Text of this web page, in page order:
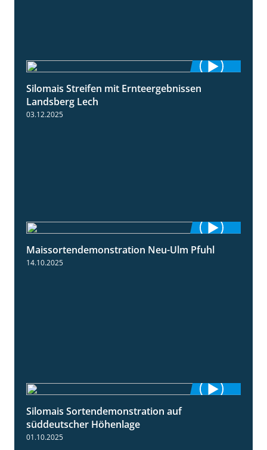
11:01
Silomais Streifen mit Ernteergebnissen
Landsberg Lech
03.12.2025
7:10
Maissortendemonstration Neu-Ulm Pfuhl
14.10.2025
Silomais Sortendemonstration auf
süddeutscher Höhenlage
01.10.2025